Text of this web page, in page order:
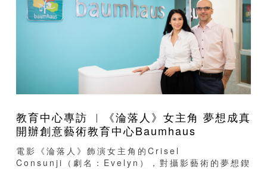
教育中心專訪 ︳《淪落人》女主角 夢想成真
開辦創意藝術教育中心Baumhaus
電影《淪落人》飾演女主角的Crisel
Consunji（劇名：Evelyn），對攝影藝術的夢想鍥